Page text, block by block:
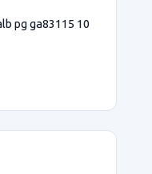
pg ga83115 10